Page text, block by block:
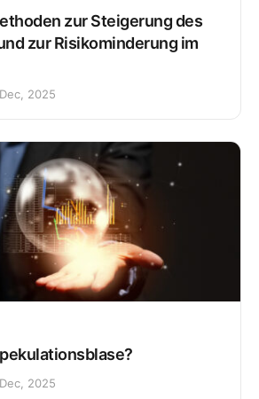
zur Steigerung des
zur Risikominderung im
2025
2025